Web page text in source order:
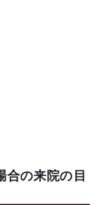
合の来院の目